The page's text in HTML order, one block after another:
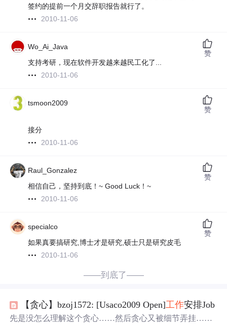
签约的提前一个月交辞职报告就行了。
2010-11-06
Wo_Ai_Java
支持考研，现在软件开发越来越民工化了...
2010-11-06
赞
tsmoon2009
接分
2010-11-06
赞
Raul_Gonzalez
相信自己，坚持到底！~ Good Luck！~
2010-11-06
赞
specialco
如果真要搞研究,博士才是研究,硕士只是研究皮毛
2010-11-06
赞
——到底了——
【贪心】bzoj1572: [Usaco2009 Open]工作安排Job
先是没怎么理解这个贪心……然后贪心又被细节弄挂……